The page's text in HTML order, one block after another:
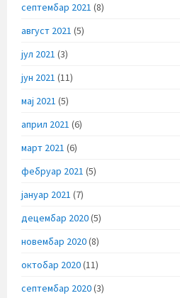
септембар 2021 (8)
август 2021 (5)
јул 2021 (3)
јун 2021 (11)
мај 2021 (5)
април 2021 (6)
март 2021 (6)
фебруар 2021 (5)
јануар 2021 (7)
децембар 2020(5)
новембар 2020(8)
октобар 2020(11)
септембар 2020(3)